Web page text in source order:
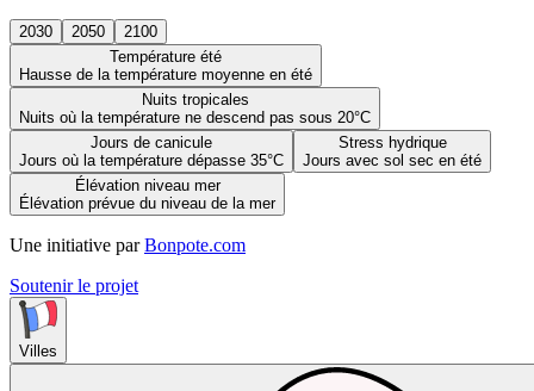
2030 2050
2100
Température été
Hausse de la température moyenne en été
Nuits tropicales
Nuits où la température ne descend pas sous 20°C
Jours de canicule
Jours où la température dépasse 35°C
Stress hydrique
Jours avec sol sec en été
Élévation niveau mer
Élévation prévue du niveau de la mer
Une initiative par Bonpote.com
Soutenir le projet
Villes